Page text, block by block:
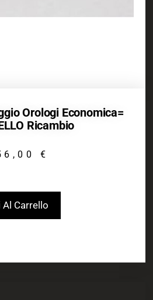
Orologi Economica=
Ricambio
€
Carrello